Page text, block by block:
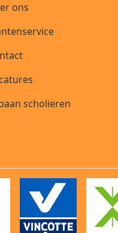
ons
scholieren